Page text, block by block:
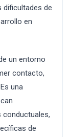
dificultades de
en
un entorno
contacto,
una
conductuales,
de